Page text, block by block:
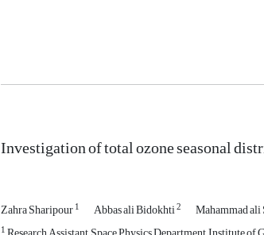
Investigation of total ozone seasonal
Zahra Sharipour1 Abbas ali Bidokhti2 Mahammad
1